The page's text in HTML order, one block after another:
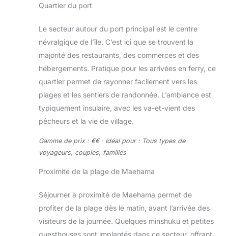
Quartier du port
Le secteur autour du port principal est le centre
névralgique de l’île. C’est ici que se trouvent la
majorité des restaurants, des commerces et des
hébergements. Pratique pour les arrivées en ferry, ce
quartier permet de rayonner facilement vers les
plages et les sentiers de randonnée. L’ambiance est
typiquement insulaire, avec les va-et-vient des
pêcheurs et la vie de village.
Gamme de prix : €€ · Idéal pour : Tous types de
voyageurs, couples, familles
Proximité de la plage de Maehama
Séjourner à proximité de Maehama permet de
profiter de la plage dès le matin, avant l’arrivée des
visiteurs de la journée. Quelques minshuku et petites
guesthouses sont implantés dans ce secteur, offrant